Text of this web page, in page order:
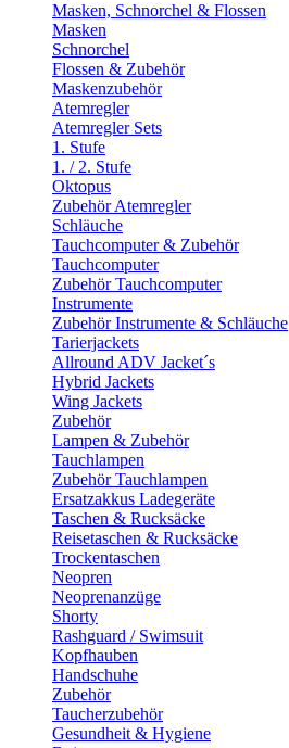
Masken, Schnorchel & Flossen
Masken
Schnorchel
Flossen & Zubehör
Maskenzubehör
Atemregler
Atemregler Sets
1. Stufe
1. / 2. Stufe
Oktopus
Zubehör Atemregler
Schläuche
Tauchcomputer & Zubehör
Tauchcomputer
Zubehör Tauchcomputer
Instrumente
Zubehör Instrumente & Schläuche
Tarierjackets
Allround ADV Jacket´s
Hybrid Jackets
Wing Jackets
Zubehör
Lampen & Zubehör
Tauchlampen
Zubehör Tauchlampen
Ersatzakkus Ladegeräte
Taschen & Rucksäcke
Reisetaschen & Rucksäcke
Trockentaschen
Neopren
Neoprenanzüge
Shorty
Rashguard / Swimsuit
Kopfhauben
Handschuhe
Zubehör
Taucherzubehör
Gesundheit & Hygiene